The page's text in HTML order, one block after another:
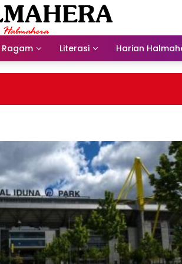
Ragam Literasi Harian